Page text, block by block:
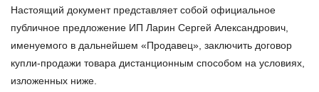
Настоящий документ представляет собой официальное
публичное предложение ИП Ларин Сергей Александрович
именуемого в дальнейшем «Продавец», заключить договор
купли-продажи товара дистанционным способом на условиях,
изложенных ниже.